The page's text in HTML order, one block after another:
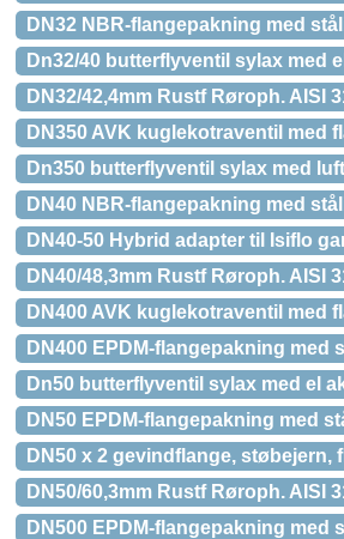
DN32 NBR-flangepakning med
Dn32/40 butterflyventil sylax med
DN32/42,4mm Rustf Røroph. AISI
DN350 AVK kuglekotraventil med
Dn350 butterflyventil sylax med
DN40 NBR-flangepakning med
DN40-50 Hybrid adapter til Isiflo
DN40/48,3mm Rustf Røroph. AISI
DN400 AVK kuglekotraventil med
DN400 EPDM-flangepakning med
Dn50 butterflyventil sylax med el
DN50 EPDM-flangepakning med
DN50 x 2 gevindflange, støbejern,
DN50/60,3mm Rustf Røroph. AISI
DN500 EPDM-flangepakning med